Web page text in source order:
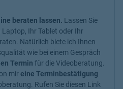
beraten lassen. Lassen Sie
Ihr Tablet oder Ihr
Natürlich biete ich Ihnen
wie bei einem Gespräch
Termin für die Videoberatung.
mireine Terminbestätigung
Rufen Sie diesen Link